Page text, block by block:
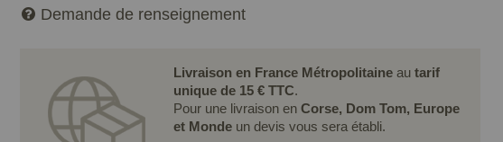
Demande de renseignement
Livraison en France Métropolitaineau tarif
unique de 15 € TTC.
Pour une livraison en Corse, Dom Tom, Europe
et Monde un devis vous sera établi.